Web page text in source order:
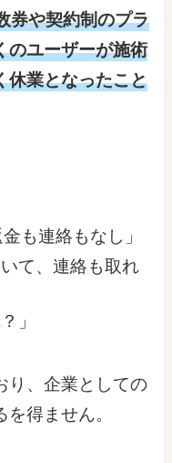
券や契約制のプラ
のユーザーが施術
休業となったこと
も連絡もなし」
て、連絡も取れ
」
り、企業としての
得ません。